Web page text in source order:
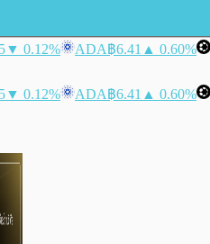
▼ 0.12% ADA฿6.41 ▲ 0.60%
▼ 0.12% ADA฿6.41 ▲ 0.60%